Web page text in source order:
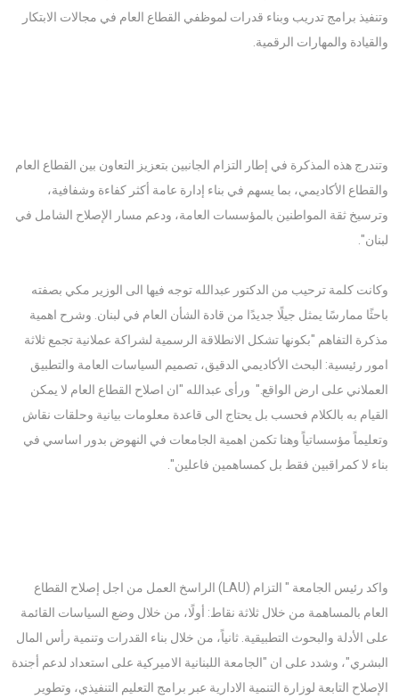
وتنفيذ برامج تدريب وبناء قدرات لموظفي القطاع العام في مجالات الابتكار
والقيادة والمهارات الرقمية.
وتندرج هذه المذكرة في إطار التزام الجانبين بتعزيز التعاون بين القطاع العام
والقطاع الأكاديمي، بما يسهم في بناء إدارة عامة أكثر كفاءة وشفافية،
وترسيخ ثقة المواطنين بالمؤسسات العامة، ودعم مسار الإصلاح الشامل في
لبنان".
وكانت كلمة ترحيب من الدكتور عبدالله توجه فيها الى الوزير مكي بصفته
باحثًا ممارسًا يمثل جيلًا جديدًا من قادة الشأن العام في لبنان. وشرح اهمية
مذكرة التفاهم "بكونها تشكل الانطلاقة الرسمية لشراكة عملانية تجمع ثلاثة
امور رئيسية: البحث الأكاديمي الدقيق، تصميم السياسات العامة والتطبيق
العملاني على ارض الواقع." ورأى عبدالله "ان اصلاح القطاع العام لا يمكن
القيام به بالكلام فحسب بل يحتاج الى قاعدة معلومات بيانية وحلقات نقاش
وتعليماً مؤسساتياً وهنا تكمن اهمية الجامعات في النهوض بدور اساسي في
بناء لا كمراقبين فقط بل كمساهمين فاعلين".
واكد رئيس الجامعة " التزام (LAU) الراسخ العمل من اجل إصلاح القطاع
العام بالمساهمة من خلال ثلاثة نقاط: أولًا، من خلال وضع السياسات القائمة
على الأدلة والبحوث التطبيقية. ثانياً، من خلال بناء القدرات وتنمية رأس المال
البشري"، وشدد على ان "الجامعة اللبنانية الاميركية على استعداد لدعم أجندة
الإصلاح التابعة لوزارة التنمية الادارية عبر برامج التعليم التنفيذي، وتطوير